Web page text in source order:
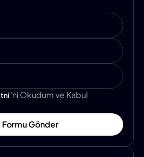
'ni Okudum ve Kabul
Formu Gönder